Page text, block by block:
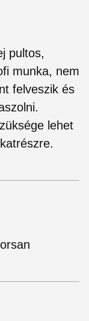
pultos,
munka, nem
felveszik és
lehet